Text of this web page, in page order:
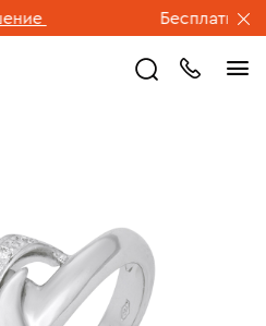
Бесплатная